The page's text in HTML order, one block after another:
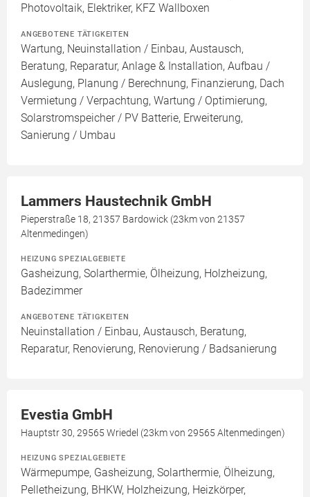
Photovoltaik, Elektriker, KFZ Wallboxen
ANGEBOTENE TÄTIGKEITEN
Wartung, Neuinstallation / Einbau, Austausch,
Beratung, Reparatur, Anlage & Installation, Aufbau /
Auslegung, Planung / Berechnung, Finanzierung, Dach
Vermietung / Verpachtung, Wartung / Optimierung,
Solarstromspeicher / PV Batterie, Erweiterung,
Sanierung / Umbau
Lammers Haustechnik GmbH
Pieperstraße 18, 21357 Bardowick (23km von 21357
Altenmedingen)
HEIZUNG SPEZIALGEBIETE
Gasheizung, Solarthermie, Ölheizung, Holzheizung,
Badezimmer
ANGEBOTENE TÄTIGKEITEN
Neuinstallation / Einbau, Austausch, Beratung,
Reparatur, Renovierung, Renovierung / Badsanierung
Evestia GmbH
Hauptstr 30, 29565 Wriedel (23km von 29565 Altenmedingen)
HEIZUNG SPEZIALGEBIETE
Wärmepumpe, Gasheizung, Solarthermie, Ölheizung,
Pelletheizung, BHKW, Holzheizung, Heizkörper,